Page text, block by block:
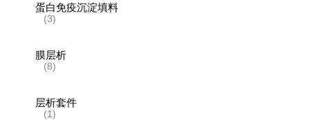
蛋白免疫沉淀填料
(3)
膜层析
(8)
层析套件
(1)